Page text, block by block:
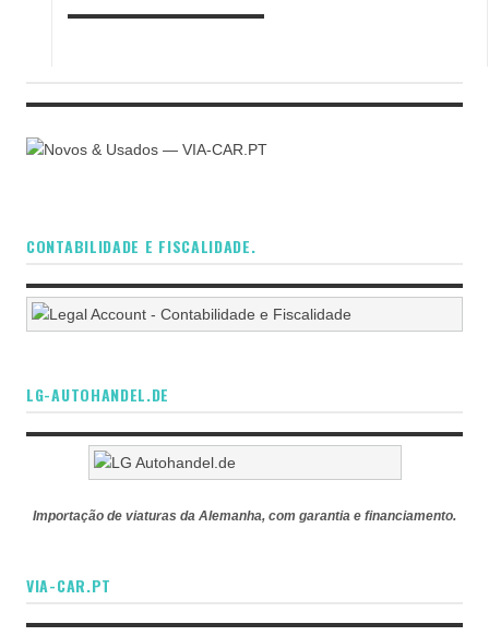
CONTABILIDADE E FISCALIDADE.
LG-AUTOHANDEL.DE
Importação de viaturas da Alemanha, com garantia e financiamento.
VIA-CAR.PT